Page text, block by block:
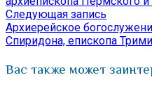
записям
Следующая запись
запись:
Архиерейское
Спиридона, епископа
Вас также может